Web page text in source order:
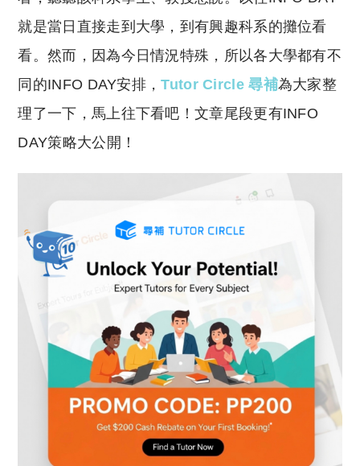
n
k
p
p
就是當日直接走到大學，到有興趣科系的攤位看
看。然而，因為今日情況特殊，所以各大學都有不
同的INFO DAY安排，Tutor Circle 尋補為大家整
理了一下，馬上往下看吧！文章尾段更有INFO
DAY策略大公開！